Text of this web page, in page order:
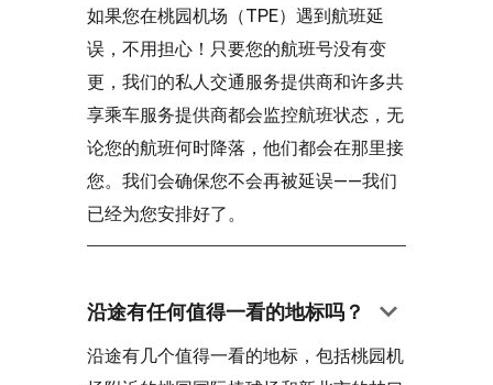
如果您在桃园机场（TPE）遇到航班延
误，不用担心！只要您的航班号没有变
更，我们的私人交通服务提供商和许多共
享乘车服务提供商都会监控航班状态，无
论您的航班何时降落，他们都会在那里接
您。我们会确保您不会再被延误——我们
已经为您安排好了。
沿途有任何值得一看的地标吗？ keyboard_arrow_down
沿途有几个值得一看的地标，包括桃园机